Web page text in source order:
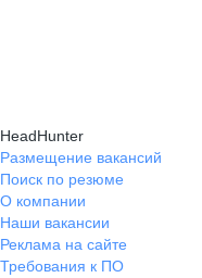
HeadHunter
Размещение вакансий
Поиск по резюме
О компании
Наши вакансии
Реклама на сайте
Требования к ПО